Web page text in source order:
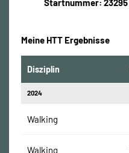
Startnummer: 23295
Meine HTT Ergebnisse
Disziplin
2024
Walking
Walking